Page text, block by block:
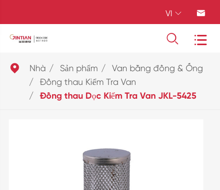
VI  
 
 Nhà Sản phẩm
Van bằng đồng & Ống
Đồng thau Kiểm Tra Van
Đồng thau Dọc Kiểm Tra Van JKL-5425